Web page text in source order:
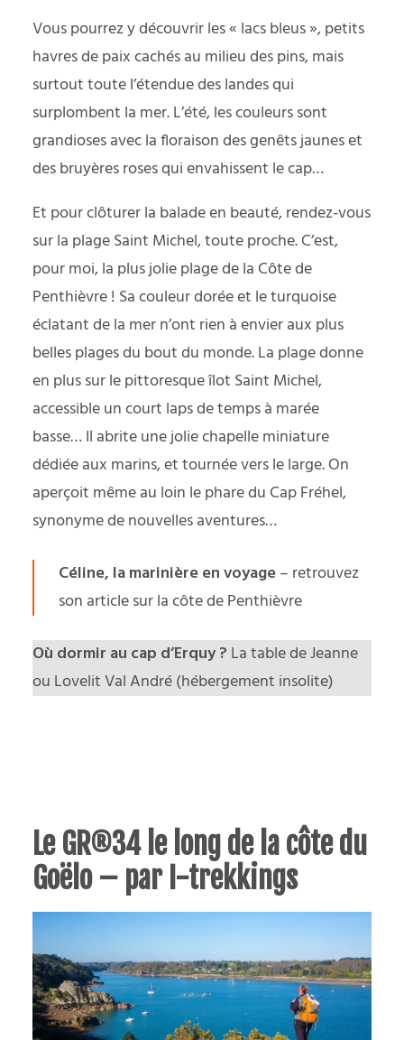
Vous pourrez y découvrir les « lacs bleus », petits
havres de paix cachés au milieu des pins, mais
surtout toute l’étendue des landes qui
surplombent la mer. L’été, les couleurs sont
grandioses avec la floraison des genêts jaunes et
des bruyères roses qui envahissent le cap…
Et pour clôturer la balade en beauté, rendez-vous
sur la plage Saint Michel, toute proche. C’est,
pour moi, la plus jolie plage de la Côte de
Penthièvre ! Sa couleur dorée et le turquoise
éclatant de la mer n’ont rien à envier aux plus
belles plages du bout du monde. La plage donne
en plus sur le pittoresque îlot Saint Michel,
accessible un court laps de temps à marée
basse… Il abrite une jolie chapelle miniature
dédiée aux marins, et tournée vers le large. On
aperçoit même au loin le phare du Cap Fréhel,
synonyme de nouvelles aventures…
Céline, la marinière en voyage– retrouvez
son article sur la côte de Penthièvre
Où dormir au cap d’Erquy ? La table de Jeanne
ou Lovelit Val André(hébergement insolite)
Le GR®34 le long de la côte du
Goëlo – par I-trekkings